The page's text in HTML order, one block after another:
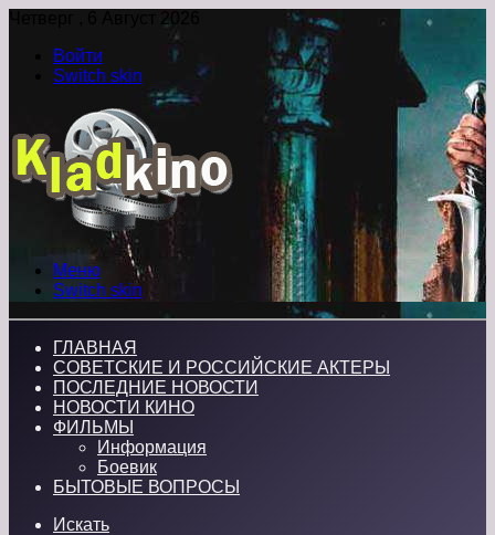
Четверг , 6 Август 2026
Войти
Switch skin
Меню
Switch skin
ГЛАВНАЯ
СОВЕТСКИЕ И РОССИЙСКИЕ АКТЕРЫ
ПОСЛЕДНИЕ НОВОСТИ
НОВОСТИ КИНО
ФИЛЬМЫ
Информация
Боевик
БЫТОВЫЕ ВОПРОСЫ
Искать